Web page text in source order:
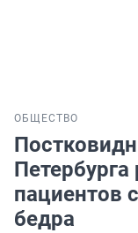
ОБЩЕСТВО
пациентов
бедра